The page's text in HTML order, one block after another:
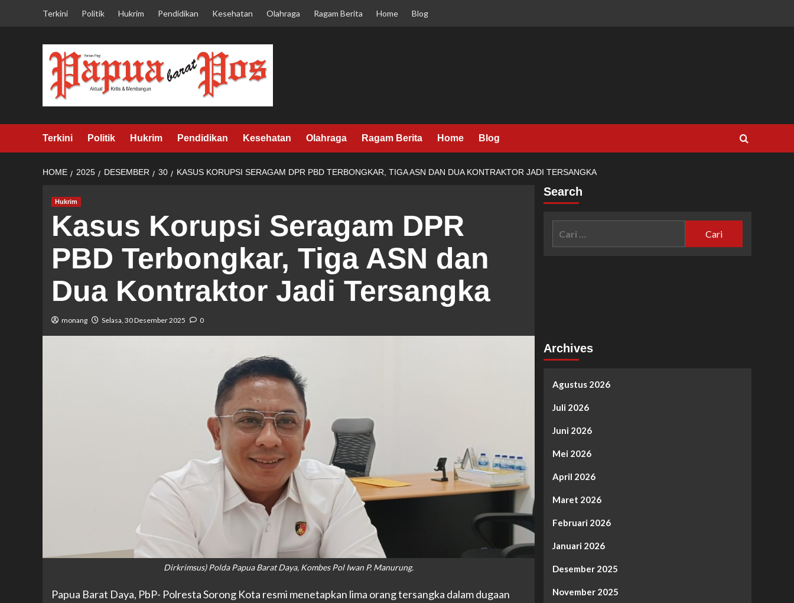
Terkini Politik Hukrim Pendidikan Kesehatan Olahraga Ragam Berita Home Blog
Terkini Politik Hukrim Pendidikan Kesehatan Olahraga Ragam Berita Home Blog
HOME 2025 DESEMBER 30 KASUS KORUPSI SERAGAM DPR PBD TERBONGKAR, TIGA ASN DAN DUA KONTRAKTOR JADI TERSANGKA
Hukrim
Kasus Korupsi Seragam DPR
PBD Terbongkar, Tiga ASN dan
Dua Kontraktor Jadi Tersangka
monang Selasa, 30 Desember 2025 0
Dirkrimsus) Polda Papua Barat Daya, Kombes Pol Iwan P. Manurung.
Papua Barat Daya, PbP- Polresta Sorong Kota resmi menetapkan lima orang tersangka dalam dugaan
Search
Archives
Agustus 2026
Juli 2026
Juni 2026
Mei 2026
April 2026
Maret 2026
Februari 2026
Januari 2026
Desember 2025
November 2025